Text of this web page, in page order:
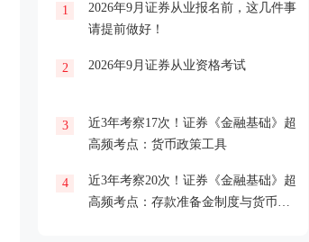
1
2026年9月证券从业报名前，这几件事
请提前做好！
2 2026年9月证券从业资格考试
3
近3年考察17次！证券《金融基础》超
高频考点：货币政策工具
4
近3年考察20次！证券《金融基础》超
高频考点：存款准备金制度与货币乘